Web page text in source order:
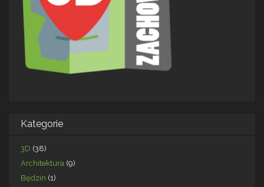
Kategorie
3D (38)
Architektura (9)
Będzin (1)